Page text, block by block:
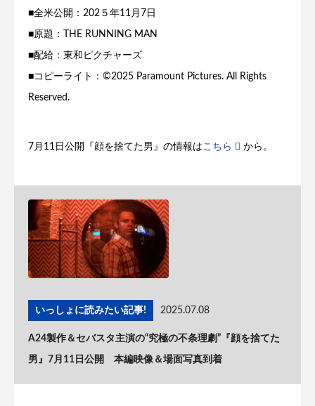
■全米公開：202５年11月7日
■原題：THE RUNNING MAN
■配給：東和ピクチャーズ
■コピーライト：©2025 Paramount Pictures. All Rights
Reserved.
7月11日公開『顔を捨てた男』の情報は こちら から。
いっしょに読みたい記事! 2025.07.08
A24製作＆セバスタ主演の“究極の不条理劇”『顔を捨てた
男』7月11日公開 本編映像＆場面写真到着